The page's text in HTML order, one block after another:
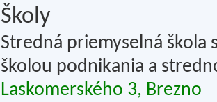
Školy
Stredná priemyselná
školou podnikania a
Laskomerského 3, Brezno